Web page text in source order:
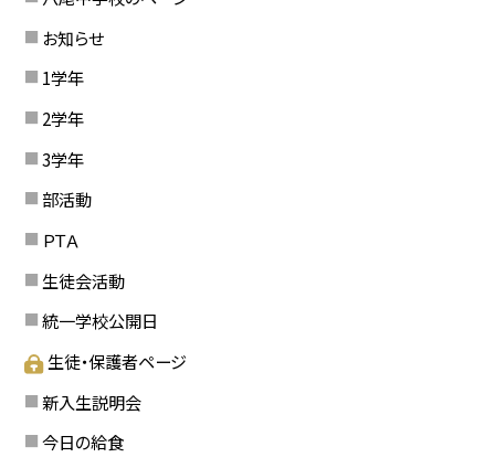
お知らせ
1学年
2学年
3学年
部活動
ＰＴＡ
生徒会活動
統一学校公開日
生徒・保護者ページ
新入生説明会
今日の給食